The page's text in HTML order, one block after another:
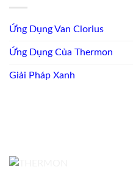
Ứng Dụng Van Clorius
Ứng Dụng Của Thermon
Giải Pháp Xanh